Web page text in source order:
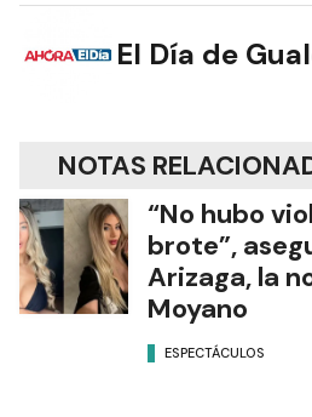
El Día de
NOTAS
“No hubo
brote”,
Arizaga, la
Moyano
ESPECTÁCULOS